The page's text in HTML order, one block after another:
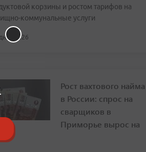
корзины и ростом тарифов на
коммунальные услуги
13:26
Рост вахтового найма
в России: спрос на
сварщиков в
Приморье вырос на